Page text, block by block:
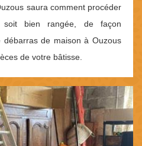
saura comment procéder
bien rangée, de façon
débarras de maison à Ouzous
de votre bâtisse.